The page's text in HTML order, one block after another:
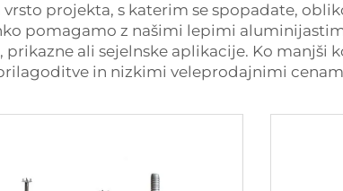
vrsto projekta, s katerim se spopadate,
pomagamo z našimi lepimi
prikazne ali sejelnske aplikacije. Ko
in nizkimi veleprodajnimi